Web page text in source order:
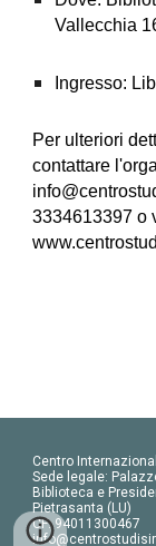
Vallecchia
Ingresso:
Per ulteriori
contattare
3334613397 o
Centro
Sede legale:
Biblioteca e
Pietrasanta (LU)
CF: 94011300467